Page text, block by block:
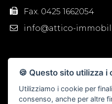
Fax. 0425 1662054
info@attico-
🍪 Questo sito utilizza i
Utilizziamo i cookie per
consenso, anche per altre